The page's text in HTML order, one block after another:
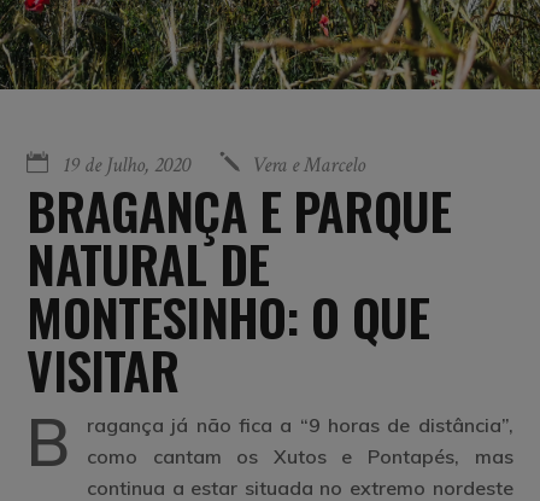
19 de Julho, 2020 Vera e Marcelo
BRAGANÇA E PARQUE
NATURAL DE
MONTESINHO: O QUE
VISITAR
B
ragança já não fica a “9 horas de distância”,
como cantam os Xutos e Pontapés, mas
continua a estar situada no extremo nordeste